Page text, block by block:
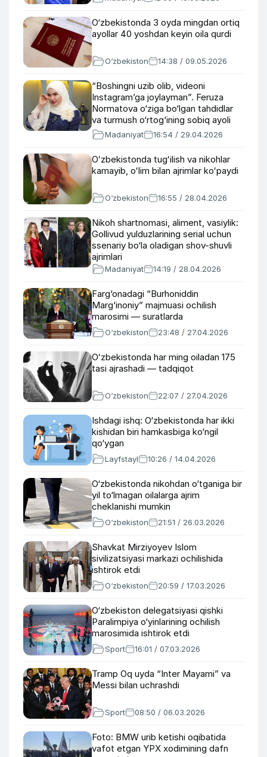
O‘zbekistonda 3 oyda mingdan ortiq
ayollar 40 yoshdan keyin oila qurdi
O‘zbekiston 14:38 / 09.05.2026
“Boshingni uzib olib, videoni
Instagram’ga joylayman”. Feruza
Normatova o‘ziga bo‘lgan tahdidlar
va turmush o‘rtog‘ining sobiq ayoli
qilgan tuhmatlar haqida
Madaniyat 16:54 / 29.04.2026
Oʻzbekistonda tugʻilish va nikohlar
kamayib, oʻlim bilan ajrimlar koʻpaydi
O‘zbekiston 16:55 / 28.04.2026
Nikoh shartnomasi, aliment, vasiylik:
Gollivud yulduzlarining serial uchun
ssenariy bo‘la oladigan shov-shuvli
ajrimlari
Madaniyat 14:19 / 28.04.2026
Farg‘onadagi “Burhoniddin
Marg‘inoniy” majmuasi ochilish
marosimi — suratlarda
O‘zbekiston 23:48 / 27.04.2026
Oʻzbekistonda har ming oiladan 175
tasi ajrashadi — tadqiqot
O‘zbekiston 22:07 / 27.04.2026
Ishdagi ishq: O‘zbekistonda har ikki
kishidan biri hamkasbiga ko‘ngil
qo‘ygan
Layfstayl 10:26 / 14.04.2026
O‘zbekistonda nikohdan o‘tganiga bir
yil to‘lmagan oilalarga ajrim
cheklanishi mumkin
O‘zbekiston 21:51 / 26.03.2026
Shavkat Mirziyoyev Islom
sivilizatsiyasi markazi ochilishida
ishtirok etdi
O‘zbekiston 20:59 / 17.03.2026
O‘zbekiston delegatsiyasi qishki
Paralimpiya o‘yinlarining ochilish
marosimida ishtirok etdi
Sport 16:01 / 07.03.2026
Tramp Oq uyda “Inter Mayami” va
Messi bilan uchrashdi
Sport 08:50 / 06.03.2026
Foto: BMW urib ketishi oqibatida
vafot etgan YPX xodimining dafn